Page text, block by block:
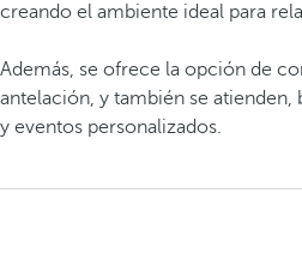
creando el ambiente ideal para
Además, se ofrece la opción de
antelación, y también se
y eventos personalizados.